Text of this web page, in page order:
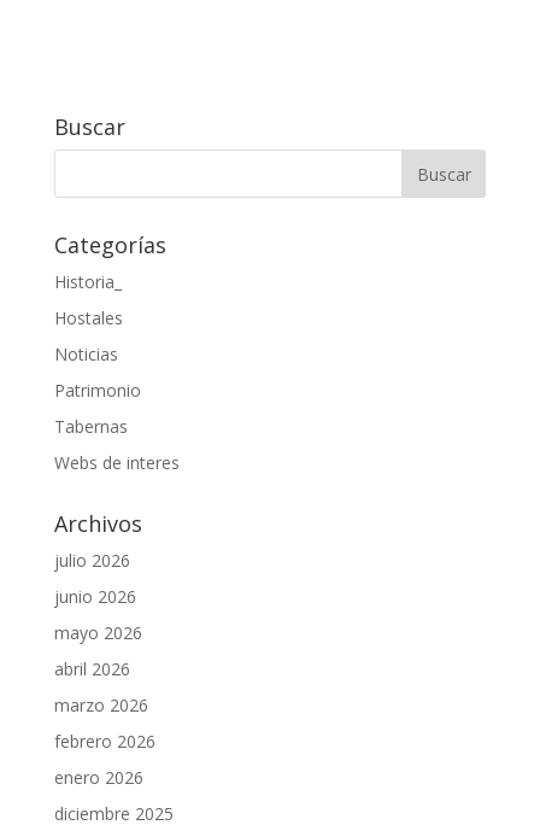
Buscar
Categorías
Historia_
Hostales
Noticias
Patrimonio
Tabernas
Webs de interes
Archivos
julio 2026
junio 2026
mayo 2026
abril 2026
marzo 2026
febrero 2026
enero 2026
diciembre 2025